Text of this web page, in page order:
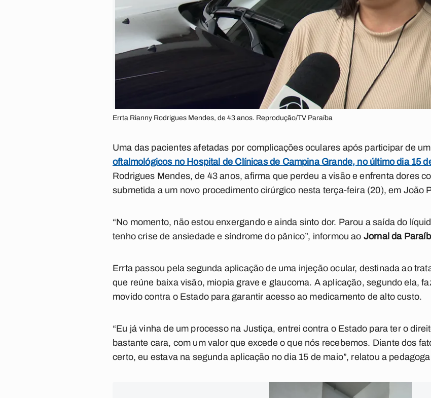
Errta Rianny Rodrigues Mendes, de 43 anos. Reprodução/TV Paraíba
Uma das pacientes afetadas por complicações oculares após participar de um
oftalmológicos no Hospital de Clínicas de Campina Grande, no último dia 15
Rodrigues Mendes, de 43 anos, afirma que perdeu a visão e enfrenta dores
submetida a um novo procedimento cirúrgico nesta terça-feira (20), em João
“No momento, não estou enxergando e ainda sinto dor. Parou a saída do
tenho crise de ansiedade e síndrome do pânico”, informou ao Jornal da
Errta passou pela segunda aplicação de uma injeção ocular, destinada ao
que reúne baixa visão, miopia grave e glaucoma. A aplicação, segundo ela,
movido contra o Estado para garantir acesso ao medicamento de alto custo.
“Eu já vinha de um processo na Justiça, entrei contra o Estado para ter o
bastante cara, com um valor que excede o que nós recebemos. Diante dos
certo, eu estava na segunda aplicação no dia 15 de maio”, relatou a